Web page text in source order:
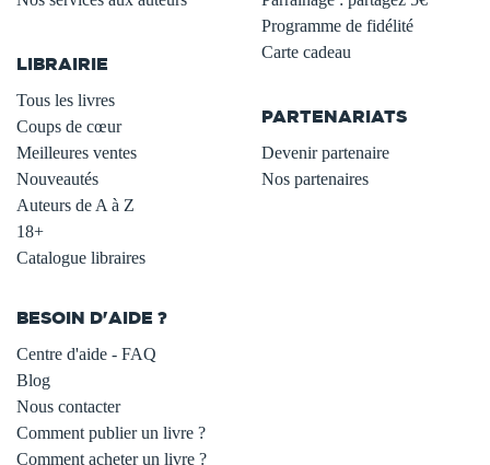
LIBRAIRIE
Tous les livres
Coups de cœur
Meilleures ventes
Nouveautés
Auteurs de A à Z
18+
Catalogue libraires
Programme de fidélité
Carte cadeau
PARTENARIATS
Devenir partenaire
Nos partenaires
BESOIN D'AIDE ?
Centre d'aide - FAQ
Blog
Nous contacter
Comment publier un livre ?
Comment acheter un livre ?